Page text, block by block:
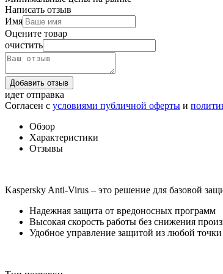
Написать отзыв
Имя
Оцените товар
очистить
Добавить отзыв
идет отправка
Согласен с условиями публичной оферты и
Обзор
Характеристики
Отзывы
Kaspersky Anti-Virus – это решение для базовой
Надежная защита от вредоносных программ
Высокая скорость работы без снижения
Удобное управление защитой из любой